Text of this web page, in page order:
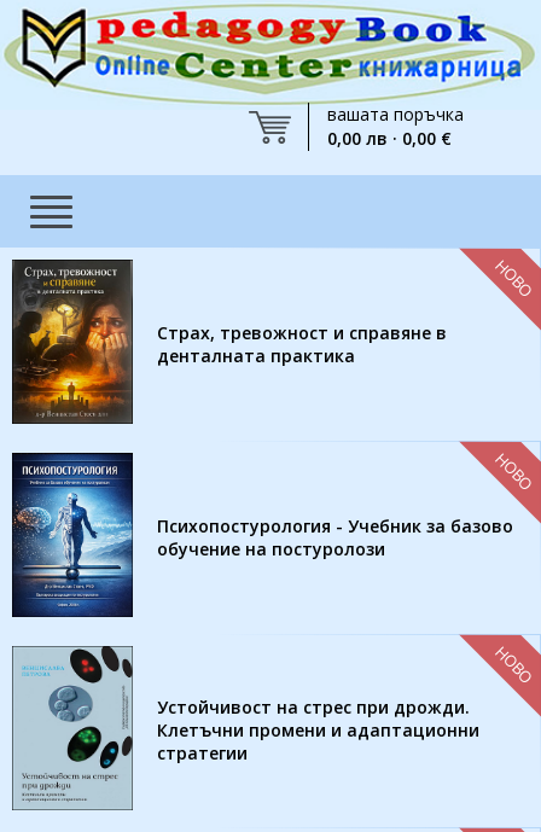
вашата поръчка
0,00 лв · 0,00 €
Страх, тревожност и справяне в
денталната практика
НОВО
Психопостурология - Учебник за базово
обучение на постуролози
НОВО
Устойчивост на стрес при дрожди.
Клетъчни промени и адаптационни
стратегии
НОВО